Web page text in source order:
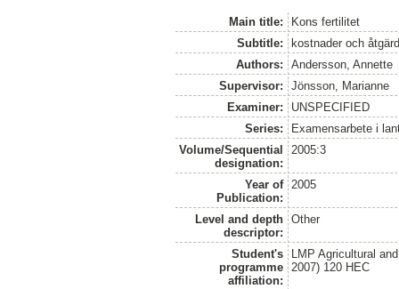
Main title:
Kons fertilitet
Subtitle:
kostnader och
Authors:
Andersson, Annette
Supervisor:
Jönsson, Marianne
Examiner:
UNSPECIFIED
Series:
Examensarbete i
Volume/Sequential
designation:
2005:3
Year of
Publication:
2005
Level and depth
descriptor:
Other
Student's
programme
affiliation:
LMP Agricultural
2007) 120 HEC